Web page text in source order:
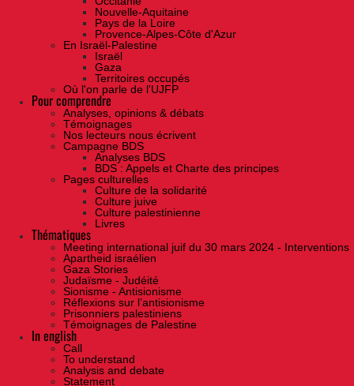
Nouvelle-Aquitaine
Pays de la Loire
Provence-Alpes-Côte d'Azur
En Israël-Palestine
Israël
Gaza
Territoires occupés
Où l'on parle de l'UJFP
Pour comprendre
Analyses, opinions & débats
Témoignages
Nos lecteurs nous écrivent
Campagne BDS
Analyses BDS
BDS : Appels et Charte des principes
Pages culturelles
Culture de la solidarité
Culture juive
Culture palestinienne
Livres
Thématiques
Meeting international juif du 30 mars 2024 - Interventions
Apartheid israélien
Gaza Stories
Judaïsme - Judéité
Sionisme - Antisionisme
Réflexions sur l’antisionisme
Prisonniers palestiniens
Témoignages de Palestine
In english
Call
To understand
Analysis and debate
Statement